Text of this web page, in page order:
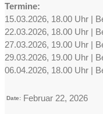
Termine:
15.03.2026, 18.00 Uhr |
22.03.2026, 18.00 Uhr |
27.03.2026, 19.00 Uhr |
29.03.2026, 19.00 Uhr |
06.04.2026, 18.00 Uhr |
Date: Februar 22, 2026